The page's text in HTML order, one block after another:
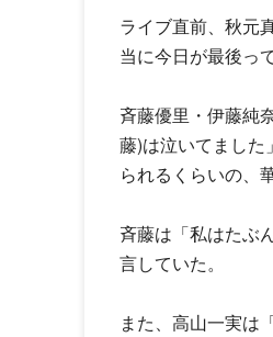
ライブ直前、秋元
当に今日が最後っ
斉藤優里・伊藤純
藤)は泣いてまし
られるくらいの、
斉藤は「私はたぶ
言していた。
また、高山一実は